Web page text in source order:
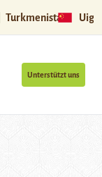
Turkmenistan
Unterstützt uns